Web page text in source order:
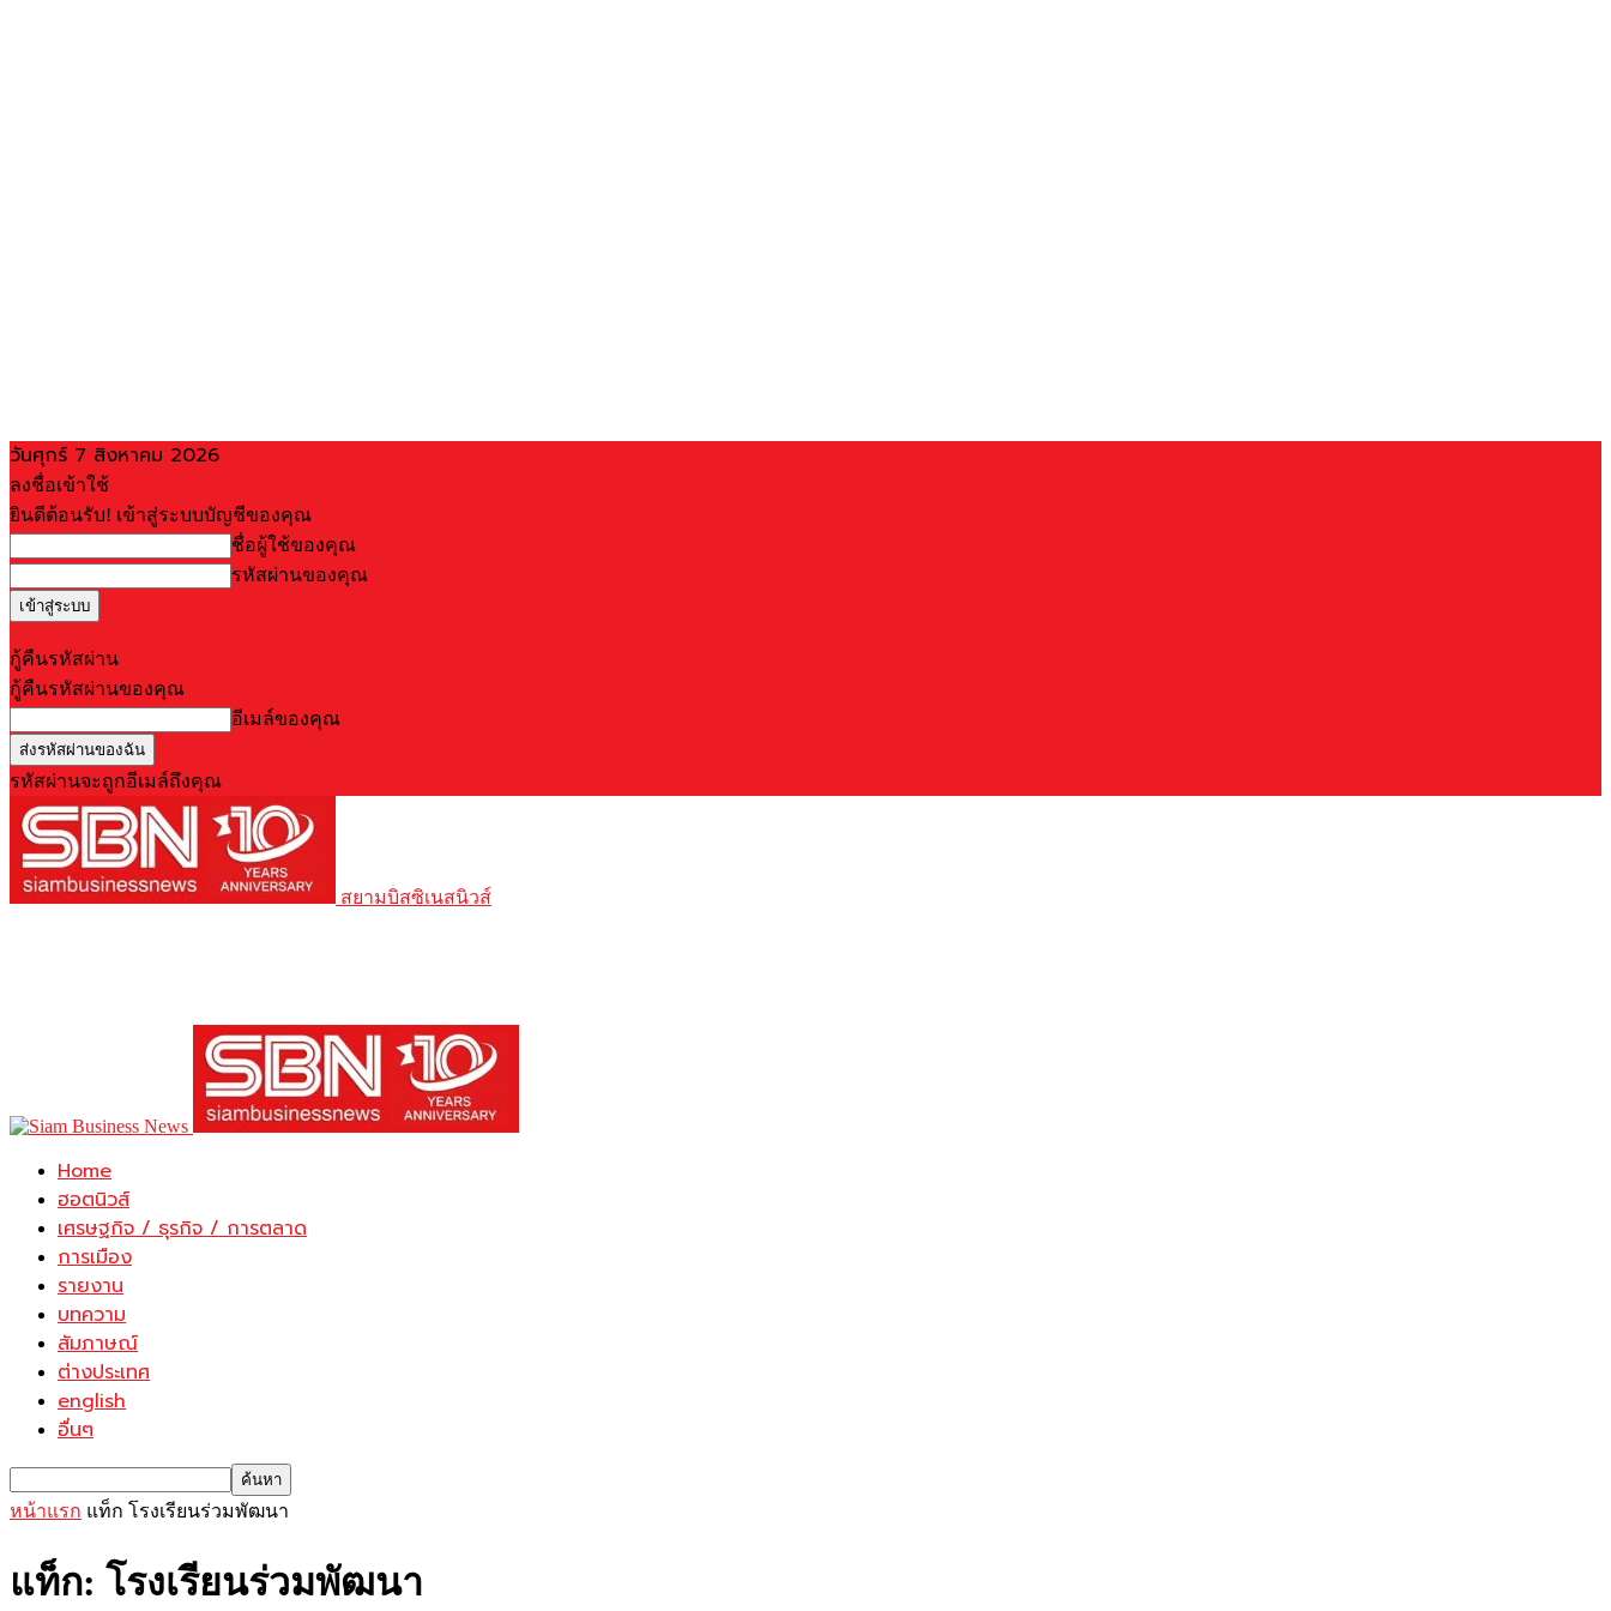
วันศุกร์ 7 สิงหาคม 2026
ลงชื่อเข้าใช้
ยินดีต้อนรับ! เข้าสู่ระบบบัญชีของคุณ
ชื่อผู้ใช้ของคุณ
รหัสผ่านของคุณ
กู้คืนรหัสผ่าน
กู้คืนรหัสผ่านของคุณ
อีเมล์ของคุณ
รหัสผ่านจะถูกอีเมล์ถึงคุณ
สยามบิสซิเนสนิวส์
Home
ฮอตนิวส์
เศรษฐกิจ / ธุรกิจ / การตลาด
การเมือง
รายงาน
บทความ
สัมภาษณ์
ต่างประเทศ
english
อื่นๆ
หน้าแรก แท็ก โรงเรียนร่วมพัฒนา
แท็ก: โรงเรียนร่วมพัฒนา